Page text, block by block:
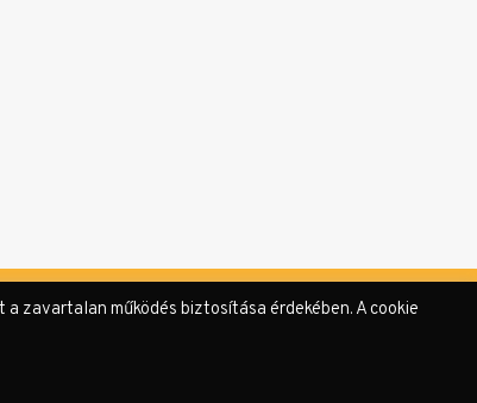
zavartalan működés biztosítása érdekében. A cookie